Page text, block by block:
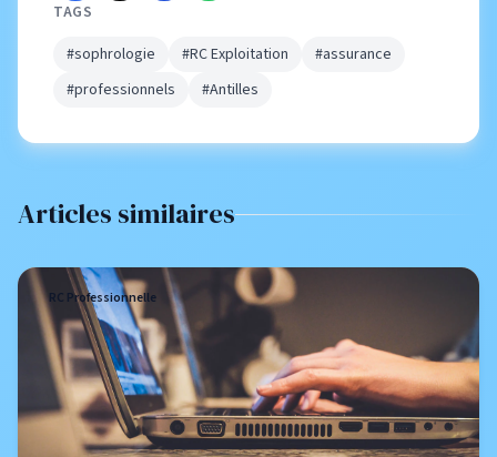
TAGS
#sophrologie
#RC Exploitation
#assurance
#professionnels
#Antilles
Articles similaires
RC Professionnelle